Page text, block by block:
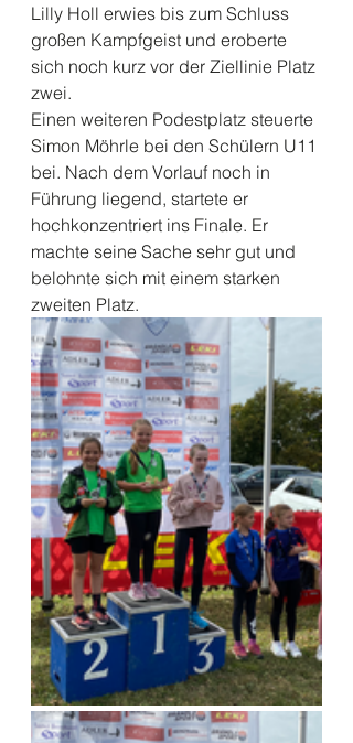
Lilly Holl erwies bis zum Schluss
großen Kampfgeist und eroberte
sich noch kurz vor der Ziellinie Platz
zwei.
Einen weiteren Podestplatz steuerte
Simon Möhrle bei den Schülern U11
bei. Nach dem Vorlauf noch in
Führung liegend, startete er
hochkonzentriert ins Finale. Er
machte seine Sache sehr gut und
belohnte sich mit einem starken
zweiten Platz.